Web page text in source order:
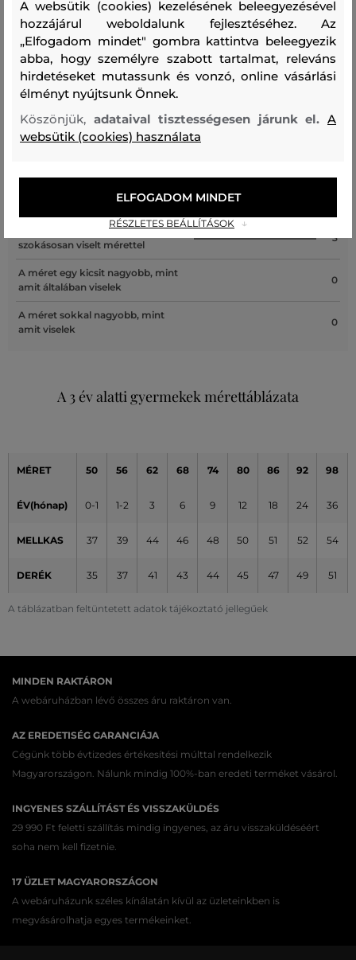
Recenziók
A méret sokkal kisebb, mint amit
A méret megegyezik az általam
szokásosan viselt mérettel
3
A méret egy kicsit nagyobb, mint
amit általában viselek
0
A méret sokkal nagyobb, mint
amit viselek
0
A 3 év alatti gyermekek mérettáblázata
A táblázatban feltüntetett adatok tájékoztató jellegűek
MÉRET 50 56 62 68 74 80 86 92 98
ÉV(hónap) 0-1 1-2 3 6 9 12 18 24 36
MELLKAS 37 39 44 46 48 50 51 52 54
DERÉK 35 37 41 43 44 45 47 49 51
MINDEN RAKTÁRON
A webáruházban lévő összes áru raktáron van.
AZ EREDETISÉG GARANCIÁJA
Cégünk több évtizedes értékesítési múlttal rendelkezik
Magyarországon. Nálunk mindig 100%-ban eredeti terméket vásárol.
INGYENES SZÁLLÍTÁST ÉS VISSZAKÜLDÉS
29 990 Ft feletti szállítás mindig ingyenes, az áru visszaküldéséért
soha nem kell fizetnie.
17 ÜZLET MAGYARORSZÁGON
A webáruházunk széles kínálatán kívül az üzleteinkben is
megvásárolhatja egyes termékeinket.
A websütik (cookies) kezelésének beleegyezésével
hozzájárul weboldalunk fejlesztéséhez. Az
„Elfogadom mindet" gombra kattintva beleegyezik
abba, hogy személyre szabott tartalmat, releváns
hirdetéseket mutassunk és vonzó, online vásárlási
élményt nyújtsunk Önnek.
Köszönjük, adataival tisztességesen járunk el.A
websütik (cookies) használata
RÉSZLETES BEÁLLÍTÁSOK
ELFOGADOM MINDET